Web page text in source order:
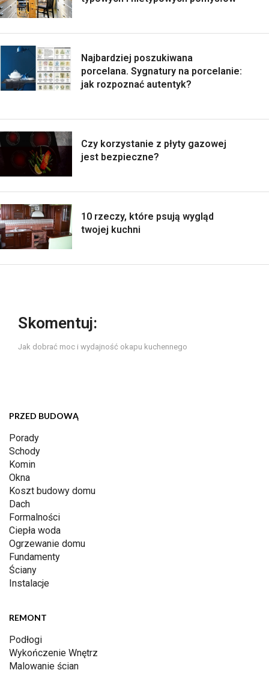
Najbardziej poszukiwana
porcelana. Sygnatury na porcelanie:
jak rozpoznać autentyk?
Czy korzystanie z płyty gazowej
jest bezpieczne?
10 rzeczy, które psują wygląd
twojej kuchni
Skomentuj:
Jak dobrać moc i wydajność okapu kuchennego
PRZED BUDOWĄ
Porady
Schody
Komin
Okna
Koszt budowy domu
Dach
Formalności
Ciepła woda
Ogrzewanie domu
Fundamenty
Ściany
Instalacje
REMONT
Podłogi
Wykończenie Wnętrz
Malowanie ścian